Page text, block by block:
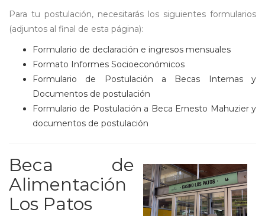
Para tu postulación, necesitarás los siguientes formularios
(adjuntos al final de esta página):
Formulario de declaración e ingresos mensuales
Formato Informes Socioeconómicos
Formulario de Postulación a Becas Internas y
Documentos de postulación
Formulario de Postulación a Beca Ernesto Mahuzier y
documentos de postulación
Beca de
Alimentación
Los Patos